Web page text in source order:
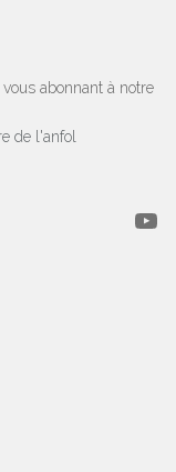
vous abonnant à notre
de l'anfol